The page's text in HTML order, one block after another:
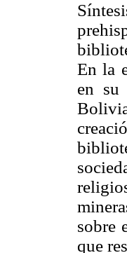
En la
en su
sobre
que